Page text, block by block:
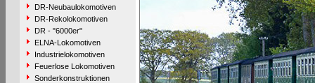
DR-Neubaulokomotiven
DR-Rekolokomotiven
DR - "6000er"
ELNA-Lokomotiven
Industrielokomotiven
Feuerlose Lokomotiven
Sonderkonstruktionen